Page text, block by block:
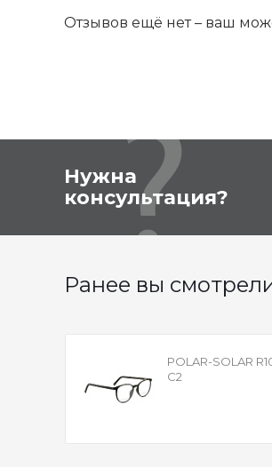
Отзывов ещё нет – ваш
Нужна
консультация?
Ранее вы
POLAR-SOLAR
C2